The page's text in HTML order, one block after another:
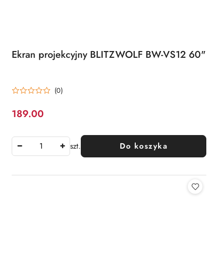
Ekran projekcyjny BLITZWOLF BW-VS12 60"
(0)
Cena:
189.00
szt. Do koszyka